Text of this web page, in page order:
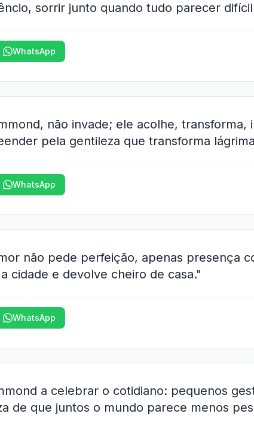
sorrir junto quando tudo parecer
WhatsApp
não invade; ele acolhe, transforma,
pela gentileza que transforma
WhatsApp
não pede perfeição, apenas presença
cidade e devolve cheiro de casa."
WhatsApp
a celebrar o cotidiano: pequenos
de que juntos o mundo parece menos